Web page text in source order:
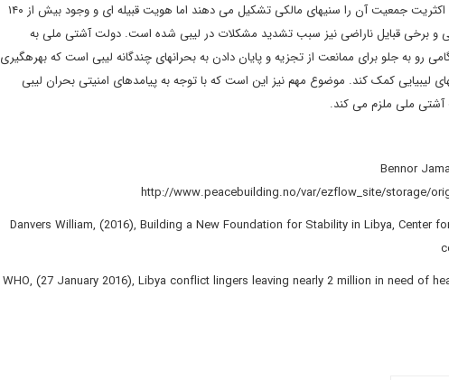
برخلاف کشوری نظیر عراق به لحاظ ساختار مذهبی مشکل ندارد زیرا اکثریت جمعیت آن را سنی‏‏های مالکی تشکیل می ‏‏دهند اما هویت قبیله ‏ای و وجود بیش از ۱۴۰
و برخی قبایل ناراضی نیز سبب تشدید مشکلات در لیبی شده است. دولت آشتی ملی به
به جلو برای ممانعت از تجزیه و پایان دادن به بحران‏های چندگانه لیبی است که بهره‏گیری
لیبیایی کمک کند. موضوع مهم نیز این است که با توجه به پیامدهای امنیتی بحران لیبی
آشتی ملی ملزم می ‏کند.
Bennor
http://www.peacebuilding.no/var/ezflow_site/storage/
Danvers William, (2016), Building a New Foundation for Stability in Libya, Center
WHO, (27 January 2016), Libya conflict lingers leaving nearly 2 million in need of